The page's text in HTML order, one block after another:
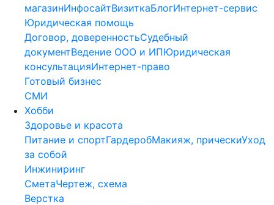
магазинИнфосайтВизиткаБлогИнтернет-сервис
Юридическая помощь
Договор, доверенностьСудебный
документВедение ООО и ИПЮридическая
консультацияИнтернет-право
Готовый бизнес
СМИ
Хобби
Здоровье и красота
Питание и спортГардеробМакияж, прическиУход
за собой
Инжиниринг
СметаЧертеж, схема
Верстка